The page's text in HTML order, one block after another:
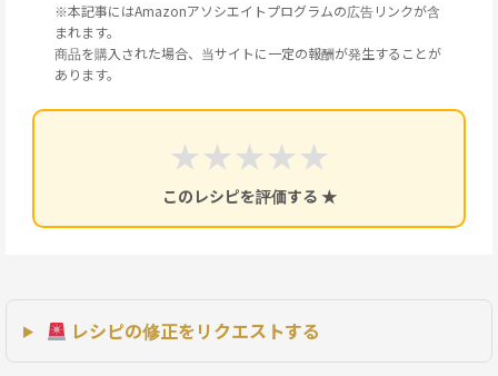
※本記事にはAmazonアソシエイトプログラムの広告リンクが含
まれます。
商品を購入された場合、当サイトに一定の報酬が発生することが
あります。
★
★
★
★
★
このレシピを評価する ★
レシピの修正をリクエストする